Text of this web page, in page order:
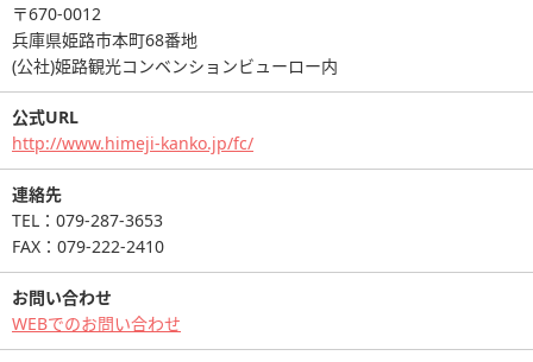
〒670-0012
兵庫県姫路市本町68番地
(公社)姫路観光コンベンションビューロー内
公式URL
http://www.himeji-kanko.jp/fc/
連絡先
TEL：079-287-3653
FAX：079-222-2410
お問い合わせ
WEBでのお問い合わせ